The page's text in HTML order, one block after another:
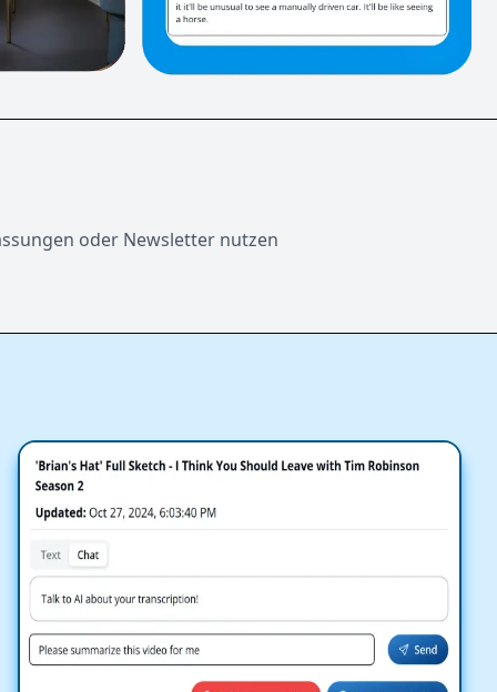
oder Newsletter nutzen